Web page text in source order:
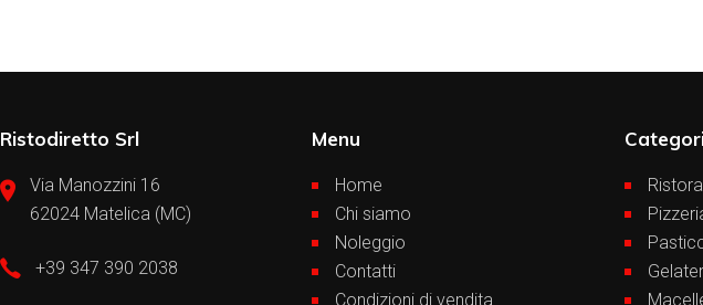
Ristodiretto Srl
Via Manozzini 16
62024 Matelica (MC)
+39 347 390 2038
Menu
Home
Chi siamo
Noleggio
Contatti
Condizioni di vendita